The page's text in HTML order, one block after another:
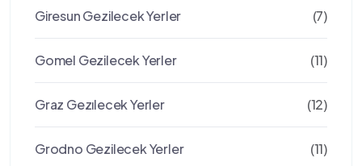
Giresun Gezilecek Yerler (7)
Gomel Gezilecek Yerler (11)
Graz Gezılecek Yerler (12)
Grodno Gezilecek Yerler (11)